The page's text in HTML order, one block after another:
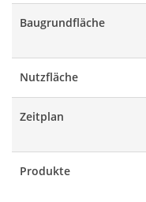
Baugrundfläche
Nutzfläche
Zeitplan
Produkte